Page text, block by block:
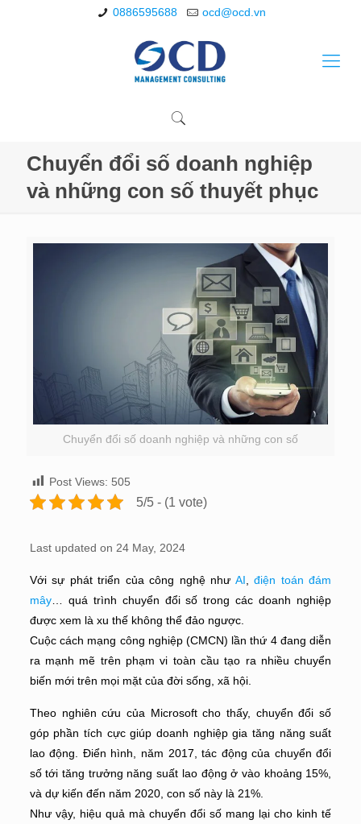
0886595688 ocd@ocd.vn
Chuyển đổi số doanh nghiệp
và những con số thuyết phục
Chuyển đổi số doanh nghiệp và những con số
Post Views: 505
5/5 - (1 vote)
Last updated on 24 May, 2024
Với sự phát triển của công nghệ như AI ,điện toán đám
mây… quá trình chuyển đổi số trong các doanh nghiệp
được xem là xu thế không thể đảo ngược.
Cuộc cách mạng công nghiệp (CMCN) lần thứ 4 đang diễn
ra mạnh mẽ trên phạm vi toàn cầu tạo ra nhiều chuyển
biến mới trên mọi mặt của đời sống, xã hội.
Theo nghiên cứu của Microsoft cho thấy, chuyển đổi số
góp phần tích cực giúp doanh nghiệp gia tăng năng suất
lao động. Điển hình, năm 2017, tác động của chuyển đổi
số tới tăng trưởng năng suất lao động ở vào khoảng 15%,
và dự kiến đến năm 2020, con số này là 21%.
Như vậy, hiệu quả mà chuyển đổi số mang lại cho kinh tế